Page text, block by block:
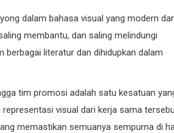
dalam bahasa visual yang modern
membantu, dan saling melindungi
literatur dan dihidupkan dalam
tim promosi adalah satu kesatuan
visual dari kerja sama
memastikan semuanya sempurna di